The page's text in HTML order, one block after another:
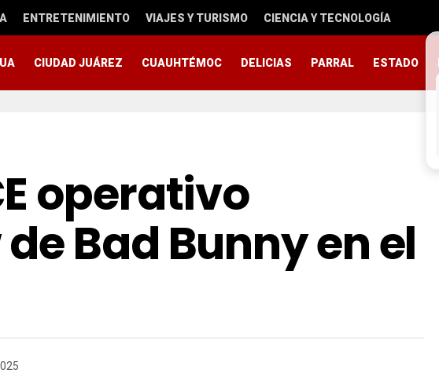
ENTRETENIMIENTO VIAJES Y TURISMO CIENCIA Y TECNOLOGÍA
CIUDAD JUÁREZ CUAUHTÉMOC DELICIAS PARRAL ESTADO
operativo
Bad Bunny en el